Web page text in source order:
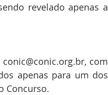
revelado apenas a
com
apenas para um dos
Concurso.